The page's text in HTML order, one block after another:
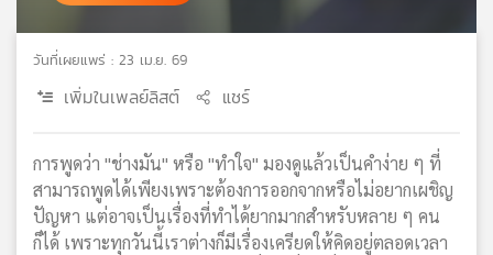
เครือ
ข่าย
วันที่เผยแพร่ : 23 เม.ย. 69
เพิ่มในเพลย์ลิสต์ แชร์
การพูดว่า "ช่างมัน" หรือ "ทำใจ" มองดูแล้วเป็นคำง่าย ๆ ที่
สามารถพูดได้เพียงเพราะต้องการออกจากหรือไม่อยากเผชิญ
ปัญหา แต่อาจเป็นเรื่องที่ทำได้ยากมากสำหรับหลาย ๆ คน
ก็ได้ เพราะทุกวันนี้เราต่างก็มีเรื่องเครียดให้คิดอยู่ตลอดเวลา